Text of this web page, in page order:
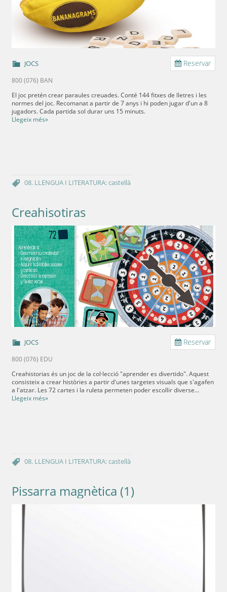
Reservar
JOCS
800 (076) BAN
El joc pretén crear paraules creuades. Conté 144 fitxes de lletres i les
normes del joc. Recomanat a partir de 7 anys i hi poden jugar d'un a 8
jugadors. Cada partida sol durar uns 15 minuts.
Llegeix més»
08. LLENGUA I LITERATURA: castellà
Creahisotiras
Reservar
JOCS
800 (076) EDU
Creahistorias és un joc de la col·lecció "aprender es divertido". Aquest
consisteix a crear històries a partir d'unes targetes visuals que s'agafen
a l'atzar. Les 72 cartes i la ruleta permeten poder escollir diverse...
Llegeix més»
08. LLENGUA I LITERATURA: castellà
Pissarra magnètica (1)